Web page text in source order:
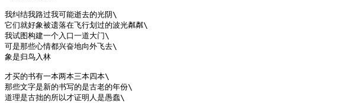
我纠结我路过我可能逝去的光阴\
它们就好象被遗落在飞行划过的波光粼粼\
我试图构建一个入口一道大门\
可是那些心情都兴奋地向外飞去\
象是归鸟入林
才买的书有一本两本三本四本\
那些文字是新的书写的是古老的年份\
道理是古拙的所以才证明人是愚蠢\